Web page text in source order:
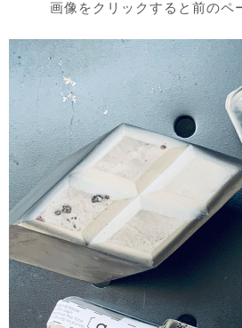
画像をクリックすると前のペ